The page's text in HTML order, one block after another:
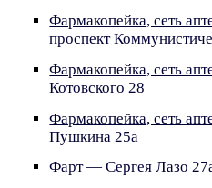
Фармакопейка, сеть
проспект
Фармакопейка, сеть
Котовского 28
Фармакопейка, сеть
Пушкина 25а
Фарт — Сергея Лазо